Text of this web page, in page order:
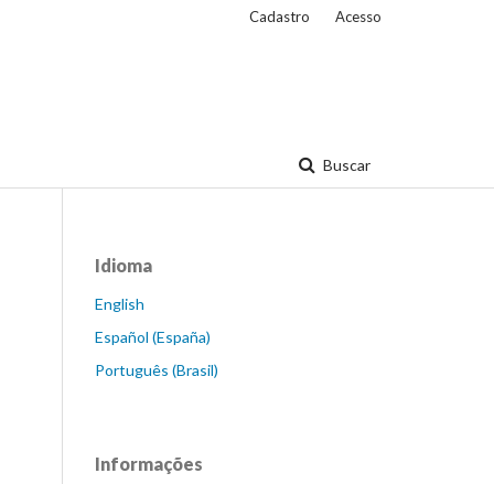
Buscar
Cadastro Acesso
Idioma
English
Español (España)
Português (Brasil)
Informações